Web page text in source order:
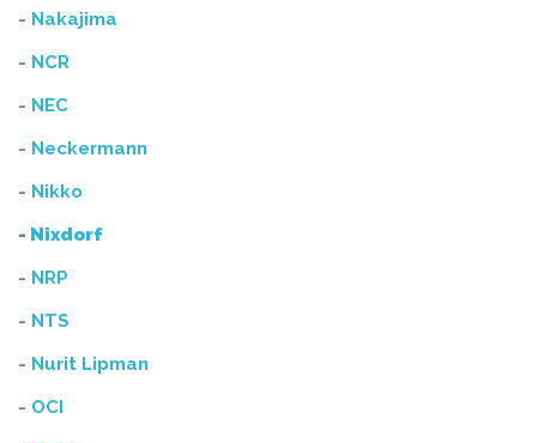
- Nakajima
- NCR
- NEC
- Neckermann
- Nikko
- Nixdorf
- NRP
- NTS
- Nurit Lipman
- OCI